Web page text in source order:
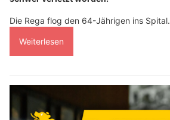
Die Rega flog den 64-Jährigen ins Spital.
Weiterlesen